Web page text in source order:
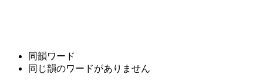
同韻ワード
同じ韻のワードがありません